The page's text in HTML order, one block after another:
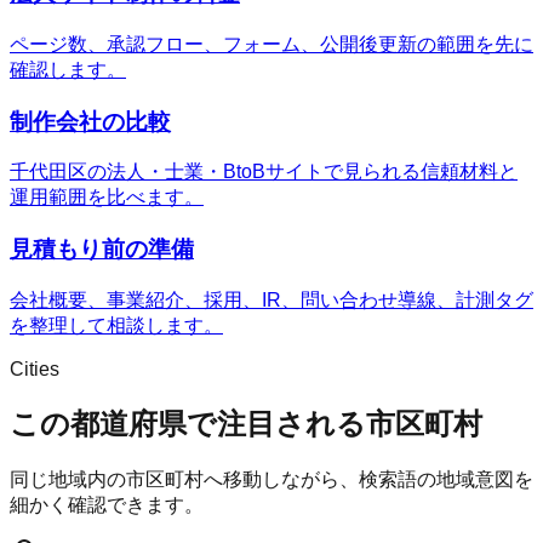
ページ数、承認フロー、フォーム、公開後更新の範囲を先に
確認します。
制作会社の比較
千代田区の法人・士業・BtoBサイトで見られる信頼材料と
運用範囲を比べます。
見積もり前の準備
会社概要、事業紹介、採用、IR、問い合わせ導線、計測タグ
を整理して相談します。
Cities
この都道府県で注目される市区町村
同じ地域内の市区町村へ移動しながら、検索語の地域意図を
細かく確認できます。